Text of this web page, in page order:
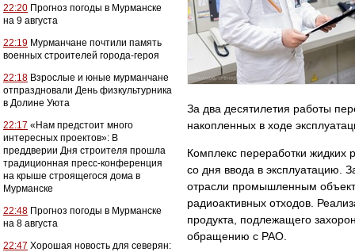
22:20 Прогноз погоды в Мурманске
на 9 августа
22:19 Мурманчане почтили память
военных строителей города-героя
22:18 Взрослые и юные мурманчане
отпраздновали День физкультурника
в Долине Уюта
22:17 «Нам предстоит много
интересных проектов»: В
преддверии Дня строителя прошла
традиционная пресс-конференция
на крыше строящегося дома в
Мурманске
22:48 Прогноз погоды в Мурманске
на 8 августа
22:47 Хорошая новость для северян:
За два десятилетия работы
накопленных в ходе
Комплекс переработки
со дня ввода в эксплуатацию.
отрасли промышленным
радиоактивных отходов.
продукта, подлежащего
обращению с РАО.